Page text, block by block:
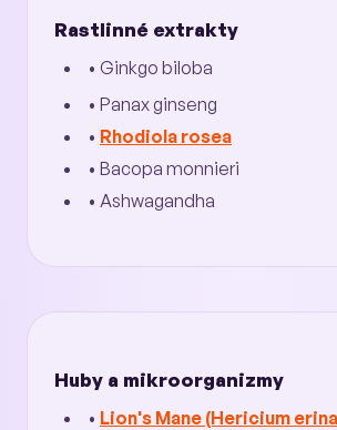
Rastlinné extrakty
• Ginkgo biloba
• Panax ginseng
• Rhodiola rosea
• Bacopa monnieri
• Ashwagandha
Huby a mikroorganizmy
• Lion's Mane (Hericium